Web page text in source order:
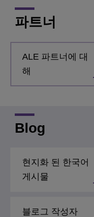
파트너
ALE 파트너에 대
해
Blog
현지화 된 한국어
게시물
블로그 작성자